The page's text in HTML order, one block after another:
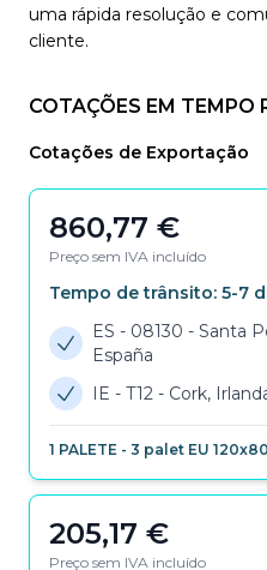
uma rápida resolução e
cliente.
COTAÇÕES EM TEMPO
Cotações de Exportação
860,77 €
Preço sem IVA incluído
Tempo de trânsito: 5-7
ES - 08130 - Santa
España
IE - T12 - Cork,
1 PALETE - 3 palet EU
205,17 €
Preço sem IVA incluído